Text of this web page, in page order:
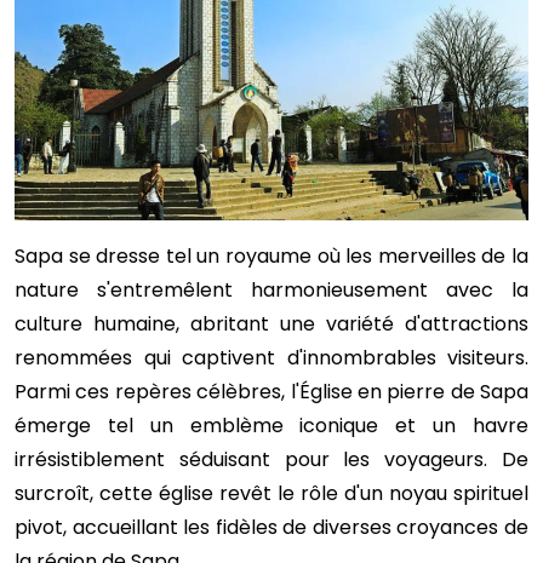
Sapa se dresse tel un royaume où les merveilles de la
nature s'entremêlent harmonieusement avec la
culture humaine, abritant une variété d'attractions
renommées qui captivent d'innombrables visiteurs.
Parmi ces repères célèbres, l'Église en pierre de Sapa
émerge tel un emblème iconique et un havre
irrésistiblement séduisant pour les voyageurs. De
surcroît, cette église revêt le rôle d'un noyau spirituel
pivot, accueillant les fidèles de diverses croyances de